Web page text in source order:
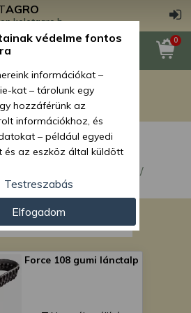
AGRO
0
alkatrészek
alkatrészek
alkatrészek
alkatrészek
110 mini árokásóhoz /
Force 108 gumi lánctalp
védelme fontos
információkat –
kat – tárolunk egy
hozzáférünk az
információkhoz, és
– például egyedi
és az eszköz által küldött
hirdetések és
hirdetés- és
nézettségi adatok
termékek
Ön engedélyével mi és a
pontos geolokációs
információkat
Testreszabás
Elfogadom